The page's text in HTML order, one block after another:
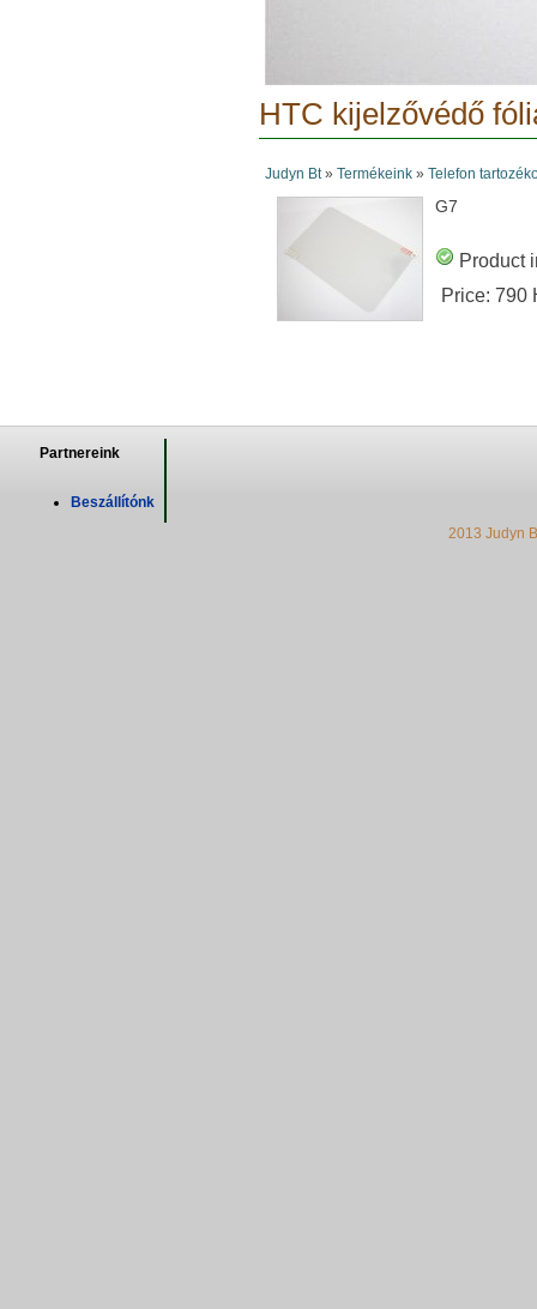
HTC kijelzővédő
Judyn Bt» Termékeink» Telefon
G7
Product
Price: 790
Partnereink
Beszállítónk
2013 Judyn